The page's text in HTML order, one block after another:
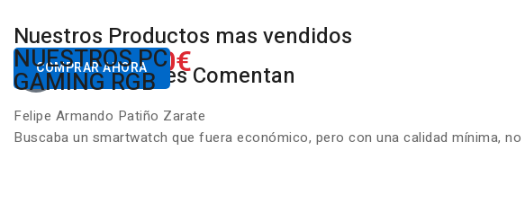
Nuestros Productos mas vendidos
Desde650.00€
COMPRAR AHORA
NUESTROS PC
GAMING RGB
Nuestros Clientes Comentan
Felipe Armando Patiño Zarate
Buscaba un smartwatch que fuera económico, pero con una calidad mínima,